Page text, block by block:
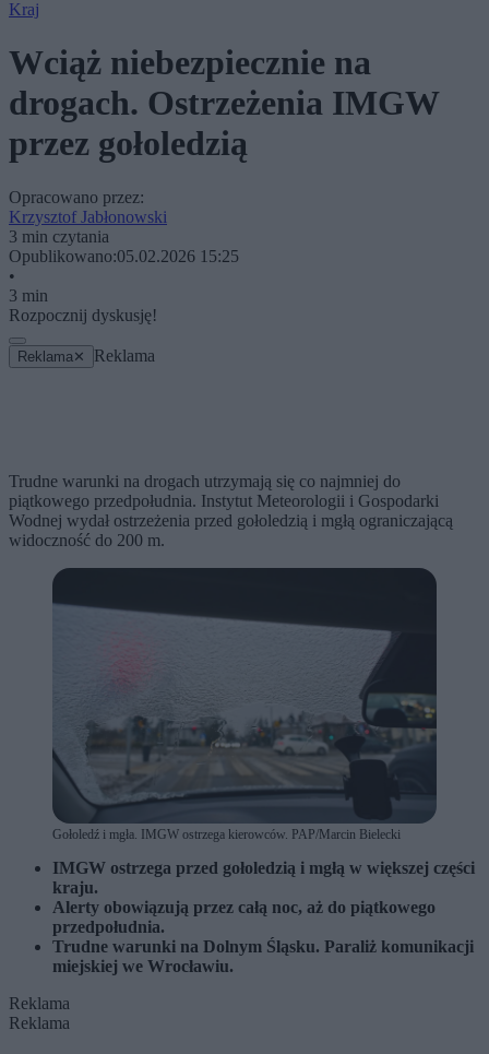
Kraj
Wciąż niebezpiecznie na
drogach. Ostrzeżenia IMGW
przez gołoledzią
Opracowano przez:
Krzysztof Jabłonowski
3 min czytania
Opublikowano:05.02.2026 15:25
•
3 min
Rozpocznij dyskusję!
Reklama ✕ Reklama
Trudne warunki na drogach utrzymają się co najmniej do
piątkowego przedpołudnia. Instytut Meteorologii i Gospodarki
Wodnej wydał ostrzeżenia przed gołoledzią i mgłą ograniczającą
widoczność do 200 m.
Gołoledź i mgła. IMGW ostrzega kierowców. PAP/Marcin Bielecki
IMGW ostrzega przed gołoledzią i mgłą w większej części
kraju.
Alerty obowiązują przez całą noc, aż do piątkowego
przedpołudnia.
Trudne warunki na Dolnym Śląsku. Paraliż komunikacji
miejskiej we Wrocławiu.
Reklama
Reklama